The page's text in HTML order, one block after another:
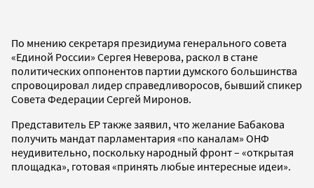
По мнению секретаря президиума генерального совета
«Единой России» Сергея Неверова, раскол в стане
политических оппонентов партии думского большинства
спровоцировал лидер справедливоросов, бывший спикер
Совета Федерации Сергей Миронов.
Представитель ЕР также заявил, что желание Бабакова
получить мандат парламентария «по каналам» ОНФ
неудивительно, поскольку народный фронт – «открытая
площадка», готовая «принять любые интересные идеи».